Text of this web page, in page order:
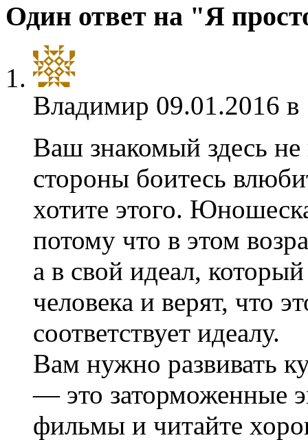
Один ответ на "Я
Владимир 09.01.2016
Ваш знакомый здесь
стороны боитесь
хотите этого.
потому что в этом
а в свой идеал,
человека и верят, что
соответствует идеалу.
Вам нужно развивать
— это заторможенные
фильмы и читайте